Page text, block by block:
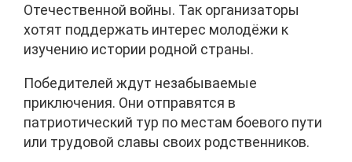
Отечественной войны. Так организаторы
хотят поддержать интерес молодёжи к
изучению истории родной страны.
Победителей ждут незабываемые
приключения. Они отправятся в
патриотический тур по местам боевого пути
или трудовой славы своих родственников.